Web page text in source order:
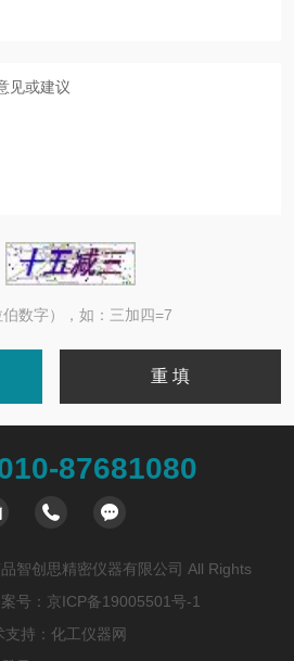
数字），如：三加四=7
87681080
智创思精密仪器有限公司 All Rights
号： 京ICP备19005501号-1
持： 化工仪器网